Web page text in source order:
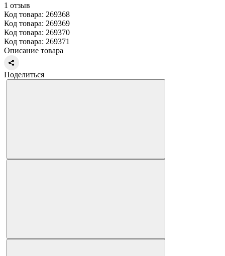
1 отзыв
Код товара: 269368
Код товара: 269369
Код товара: 269370
Код товара: 269371
Описание товара
Поделиться